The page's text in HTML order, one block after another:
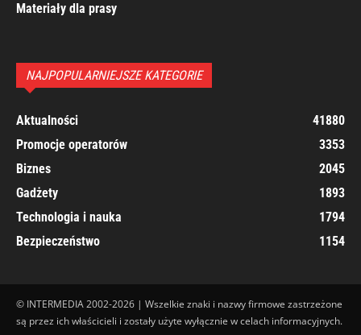
Materiały dla prasy
NAJPOPULARNIEJSZE KATEGORIE
Aktualności
41880
Promocje operatorów
3353
Biznes
2045
Gadżety
1893
Technologia i nauka
1794
Bezpieczeństwo
1154
© INTERMEDIA 2002-2026 | Wszelkie znaki i nazwy firmowe zastrzeżone
są przez ich właścicieli i zostały użyte wyłącznie w celach informacyjnych.